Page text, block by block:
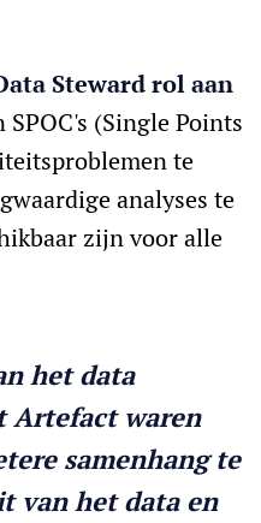
Steward rol aan
(Single Points
te
analyses te
zijn voor alle
het data
Artefact waren
samenhang te
van het data en